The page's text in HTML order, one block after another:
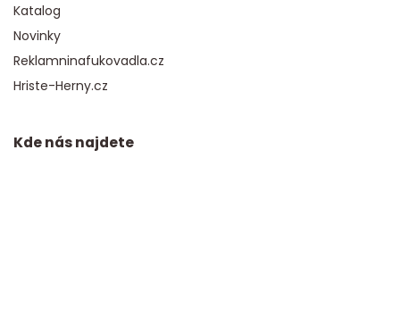
Katalog
Novinky
Reklamninafukovadla.cz
Hriste-Herny.cz
Kde nás najdete